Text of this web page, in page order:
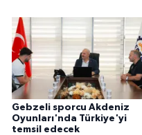
Gebzeli sporcu Akdeniz
Oyunları'nda Türkiye'yi
temsil edecek